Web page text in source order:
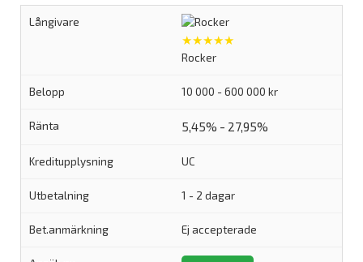
★★★★★
Rocker
10 000 - 600 000 kr
5,45% - 27,95%
UC
1 - 2 dagar
Ej accepterade